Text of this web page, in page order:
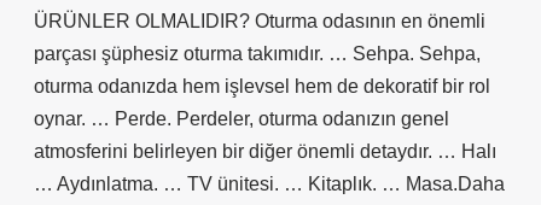
ÜRÜNLER OLMALIDIR? Oturma odasının en önemli
parçası şüphesiz oturma takımıdır. … Sehpa. Sehpa,
oturma odanızda hem işlevsel hem de dekoratif bir rol
oynar. … Perde. Perdeler, oturma odanızın genel
atmosferini belirleyen bir diğer önemli detaydır. … Halı
… Aydınlatma. … TV ünitesi. … Kitaplık. … Masa.Daha